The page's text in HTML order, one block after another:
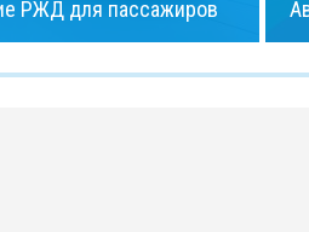
РЖД для пассажиров